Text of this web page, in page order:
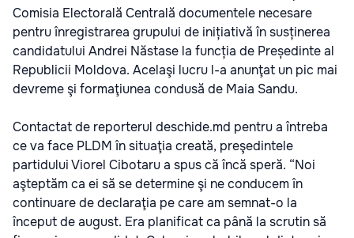
Comisia Electorală Centrală documentele necesare
pentru înregistrarea grupului de inițiativă în susținerea
candidatului Andrei Năstase la funcția de Președinte al
Republicii Moldova. Acelaşi lucru l-a anunţat un pic mai
devreme şi formaţiunea condusă de Maia Sandu.
Contactat de reporterul deschide.md pentru a întreba
ce va face PLDM în situaţia creată, preşedintele
partidului Viorel Cibotaru a spus că încă speră. “Noi
aşteptăm ca ei să se determine şi ne conducem în
continuare de declaraţia pe care am semnat-o la
început de august. Era planificat ca până la scrutin să